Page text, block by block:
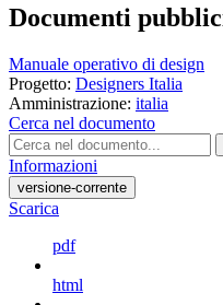
Documenti
Manuale operativo di design
Progetto: Designers Italia
Amministrazione: italia
Cerca nel documento
Informazioni
versione-corrente
Scarica
pdf
html